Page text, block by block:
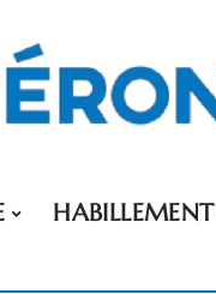
HABILLEMENT